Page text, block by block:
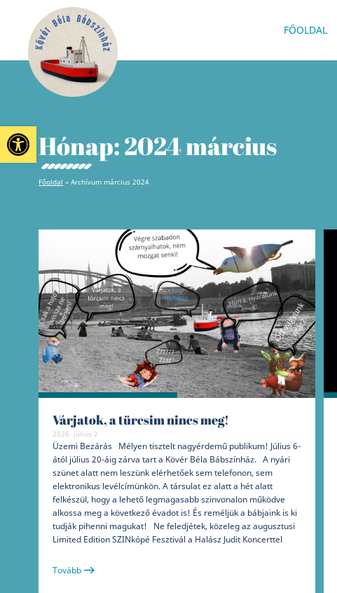
Eszköztár megnyitása
FŐOLDAL
Hónap:2024 március
Főoldal »Archívum március 2024
Várjatok, a türcsim nincs meg!
2026. július 2
Üzemi Bezárás Mélyen tisztelt nagyérdemű publikum! Július 6-
ától július 20-áig zárva tart a Kövér Béla Bábszínház. A nyári
szünet alatt nem leszünk elérhetőek sem telefonon, sem
elektronikus levélcímünkön. A társulat ez alatt a hét alatt
felkészül, hogy a lehető legmagasabb szinvonalon működve
alkossa meg a következő évadot is! És reméljük a bábjaink is ki
tudják pihenni magukat! Ne feledjétek, közeleg az augusztusi
Limited Edition SZINkópé Fesztivál a Halász Judit Koncerttel
Tovább